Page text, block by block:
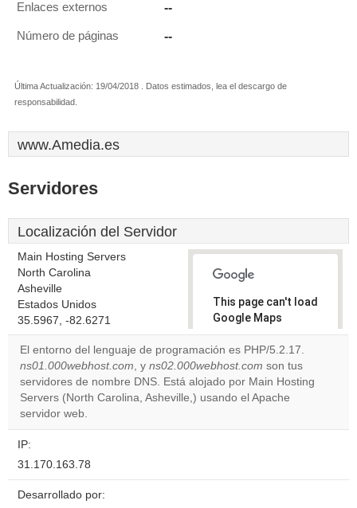
Enlaces externos --
Número de páginas --
Última Actualización: 19/04/2018 . Datos estimados, lea el descargo de
responsabilidad.
www.Amedia.es
Servidores
Localización del Servidor
Main Hosting Servers
North Carolina
Asheville
Estados Unidos
35.5967, -82.6271
This page can't load
Google Maps
correctly.
Do you
own this
website?
OK
El entorno del lenguaje de programación es PHP/5.2.17.
ns01.000webhost.com, y ns02.000webhost.com son tus
servidores de nombre DNS. Está alojado por Main Hosting
Servers (North Carolina, Asheville,) usando el Apache
servidor web.
IP:
31.170.163.78
Desarrollado por: